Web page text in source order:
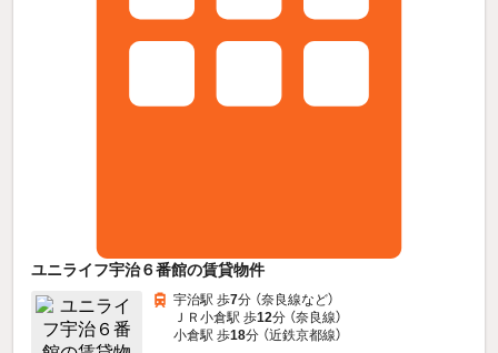
ユニライフ宇治６番館の賃貸物件
宇治駅 歩7分 （奈良線など）
ＪＲ小倉駅 歩12分 （奈良線）
小倉駅 歩18分 （近鉄京都線）